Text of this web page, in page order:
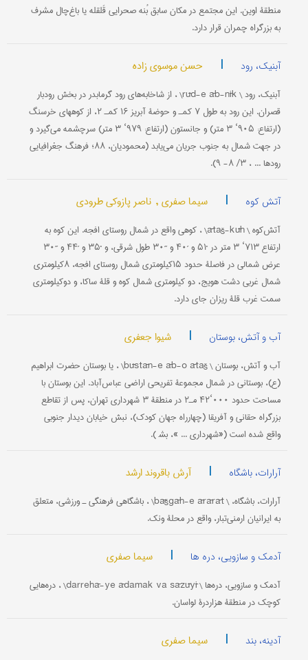
منطقۀ اوین. این مجتمع در مکان سابق بُنه صحرایی قَلقله یا باغ‌چال مشرف
به بزرگراه چمران قرار دارد.
آبنیک، رود | حسن موسوی زاده
آبنیک، رود \ rūd-e āb-nīk\ ، از شاخابه‌های رود گرمابدر در بخش رودبار
قصران. این رود به طول ۷ کمـ و حوضۀ آبریز ۱۶ کمـ ۲، از کوههای خرسنگ
(ارتفاع: ۹۰۵‘ ۳ متر) و جانستون (ارتفاع: ۹۷۹‘ ۳ متر) سرچشمه می‌گیرد و
در جهت شمال به جنوب جریان می‌یابد (محمودیان، ۸۸؛ فرهنگ جغرافیایی
رودها ... ، ۳/ ۸- ۹).
آتش کوه | سیما صفری , ناصر پازوکی طرودی
آتش‌کوه \ ātaš-kūh\ ، کوهی واقع در شمال روستای افجه. این کوه به
ارتفاع ۷۱۳‘ ۳ متر در ˚۵۱ و ´۴۰ و ´´۳۰ طول شرقی، و ˚۳۵ و ´۴۴ و ´´۳۰
عرض شمالی در فاصلۀ حدود ۱۵کیلومتری شمال روستای افجه، ۸کیلومتری
شمال غربی دشت هویج، دو کیلومتری شمال کوه و قلۀ ساکا، و دوکیلومتری
سمت غرب قلۀ ریزان جای دارد.
آب و آتش، بوستان | شیوا جعفری
آب و آتش، بوستان \ būstān-e āb-o ātaš\ ، یا بوستان حضرت ابراهیم
(ع)، بوستانی در شمال مجموعۀ تفریحی اراضی عباس‌آباد. این بوستان با
مساحت حدود ۰۰۰‘۴۲ مـ۲ در منطقۀ ۳ شهرداری تهران، پس از تقاطع
بزرگراه حقانی و آفریقا (چهارراه جهان کودک)، نبش خیابان دیدار جنوبی
واقع شده است («شهرداری ... »، بش‍‌ ).
آرارات، باشگاه | آرش باقروند ارشد
آرارات، باشگاه، \ bāšgāh-e ārārāt\ ، باشگاهی فرهنگی ـ ورزشی، متعلق
به ایرانیان ارمنی‌تبار، واقع در محلۀ ونک.
آدمک و سازویی، دره ها | سیما صفری
آدمک و سازویی، دره‌ها \ darrehā-ye ādamak va sāzūyī\ ، دره‌هایی
کوچک در منطقۀ هزاردرۀ لواسان.
آدینه، بند | سیما صفری